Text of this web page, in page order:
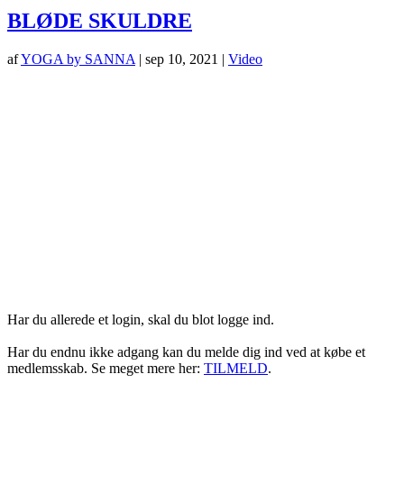
BLØDE SKULDRE
afYOGA by SANNA | sep 10, 2021 | Video
Har du allerede et login, skal du blot logge ind.
Har du endnu ikke adgang kan du melde dig ind ved at købe et
medlemsskab. Se meget mere her: TILMELD.